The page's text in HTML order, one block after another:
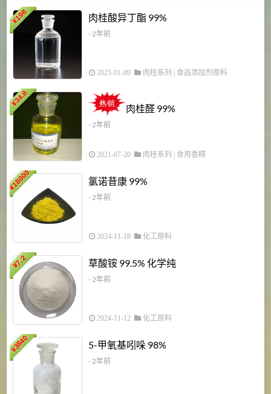
¥
198 肉桂酸异丁酯 99%
- 2年前
2025-01-09 肉桂系列 食品添加剂原料
¥
34.8
肉桂醛 99%
- 2年前
2021-07-20 肉桂系列 食用香精
¥
18000 氯诺昔康 99%
- 2年前
2024-11-18 化工原料
¥
7.2 草酸铵 99.5% 化学纯
- 2年前
2024-11-12 化工原料
¥
3840 5-甲氧基吲哚 98%
- 2年前